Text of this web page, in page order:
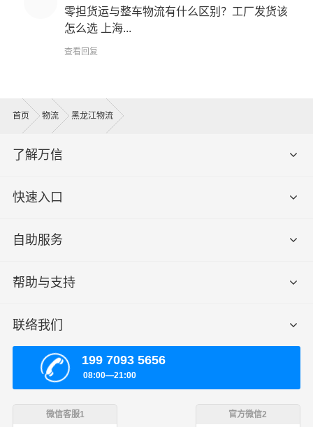
零担货运与整车物流有什么区别？工厂发货该
怎么选 上海...
查看回复
首页 物流 黑龙江物流
了解万信
快速入口
自助服务
帮助与支持
联络我们
199 7093 5656
08:00—21:00
微信客服1 官方微信2